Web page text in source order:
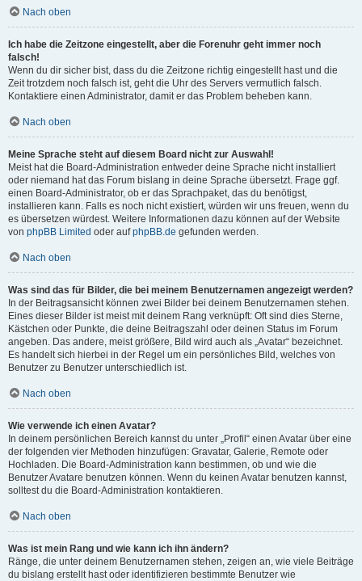
Nach oben
Ich habe die Zeitzone eingestellt, aber die Forenuhr geht immer noch
falsch!
Wenn du dir sicher bist, dass du die Zeitzone richtig eingestellt hast und die
Zeit trotzdem noch falsch ist, geht die Uhr des Servers vermutlich falsch.
Kontaktiere einen Administrator, damit er das Problem beheben kann.
Nach oben
Meine Sprache steht auf diesem Board nicht zur Auswahl!
Meist hat die Board-Administration entweder deine Sprache nicht installiert
oder niemand hat das Forum bislang in deine Sprache übersetzt. Frage ggf.
einen Board-Administrator, ob er das Sprachpaket, das du benötigst,
installieren kann. Falls es noch nicht existiert, würden wir uns freuen, wenn du
es übersetzen würdest. Weitere Informationen dazu können auf der Website
von phpBB Limited oder aufphpBB.de gefunden werden.
Nach oben
Was sind das für Bilder, die bei meinem Benutzernamen angezeigt werden?
In der Beitragsansicht können zwei Bilder bei deinem Benutzernamen stehen.
Eines dieser Bilder ist meist mit deinem Rang verknüpft: Oft sind dies Sterne,
Kästchen oder Punkte, die deine Beitragszahl oder deinen Status im Forum
angeben. Das andere, meist größere, Bild wird auch als „Avatar“ bezeichnet.
Es handelt sich hierbei in der Regel um ein persönliches Bild, welches von
Benutzer zu Benutzer unterschiedlich ist.
Nach oben
Wie verwende ich einen Avatar?
In deinem persönlichen Bereich kannst du unter „Profil“ einen Avatar über eine
der folgenden vier Methoden hinzufügen: Gravatar, Galerie, Remote oder
Hochladen. Die Board-Administration kann bestimmen, ob und wie die
Benutzer Avatare benutzen können. Wenn du keinen Avatar benutzen kannst,
solltest du die Board-Administration kontaktieren.
Nach oben
Was ist mein Rang und wie kann ich ihn ändern?
Ränge, die unter deinem Benutzernamen stehen, zeigen an, wie viele Beiträge
du bislang erstellt hast oder identifizieren bestimmte Benutzer wie